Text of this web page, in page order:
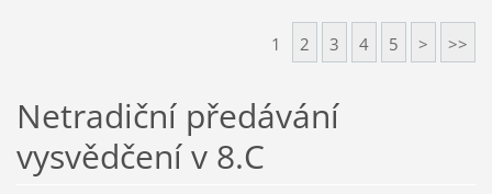
1 2 3 4 5 > >>
Netradiční předávání
vysvědčení v 8.C